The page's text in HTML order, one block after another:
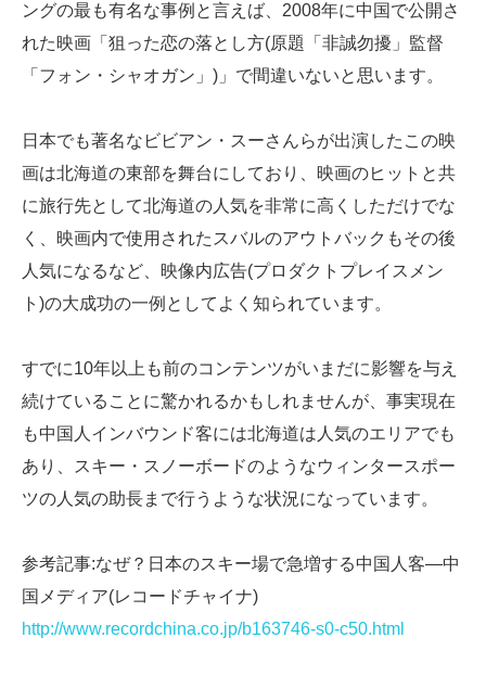
ングの最も有名な事例と言えば、2008年に中国で公開さ
れた映画「狙った恋の落とし方(原題「非誠勿擾」監督
「フォン・シャオガン」)」で間違いないと思います。
日本でも著名なビビアン・スーさんらが出演したこの映
画は北海道の東部を舞台にしており、映画のヒットと共
に旅行先として北海道の人気を非常に高くしただけでな
く、映画内で使用されたスバルのアウトバックもその後
人気になるなど、映像内広告(プロダクトプレイスメン
ト)の大成功の一例としてよく知られています。
すでに10年以上も前のコンテンツがいまだに影響を与え
続けていることに驚かれるかもしれませんが、事実現在
も中国人インバウンド客には北海道は人気のエリアでも
あり、スキー・スノーボードのようなウィンタースポー
ツの人気の助長まで行うような状況になっています。
参考記事:なぜ？日本のスキー場で急増する中国人客―中
国メディア(レコードチャイナ)
http://www.recordchina.co.jp/b163746-s0-c50.html